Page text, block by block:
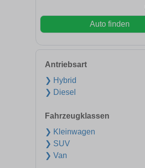
Auto finden
Antriebsart
❯ Hybrid
❯ Diesel
Fahrzeugklassen
❯ Kleinwagen
❯ SUV
❯ Van